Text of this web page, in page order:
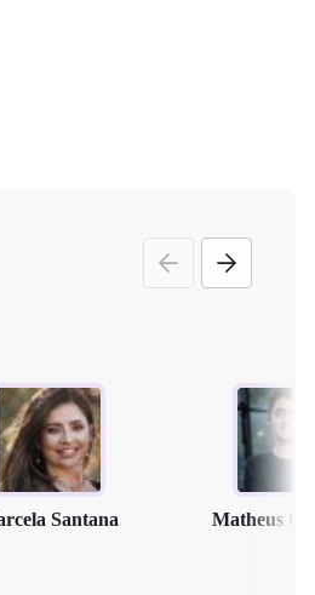
Santana Matheus